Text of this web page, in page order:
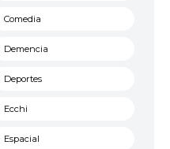
Comedia
Demencia
Deportes
Ecchi
Espacial